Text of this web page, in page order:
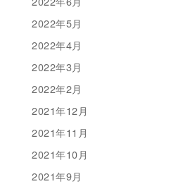
2022年5月
2022年4月
2022年3月
2022年2月
2021年12月
2021年11月
2021年10月
2021年9月